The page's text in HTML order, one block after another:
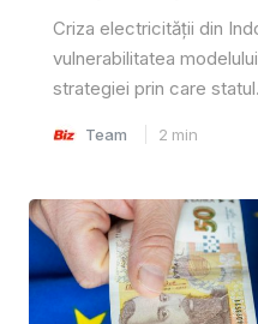
Criza electricității din
vulnerabilitatea
strategiei prin care
Team 2 min